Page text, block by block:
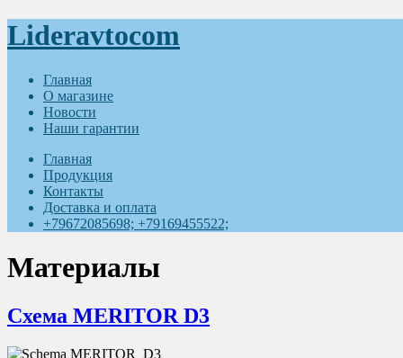
Lideravtocom
Главная
О магазине
Новости
Наши гарантии
Главная
Продукция
Контакты
Доставка и оплата
+79672085698; +79169455522;
Материалы
Схема MERITOR D3